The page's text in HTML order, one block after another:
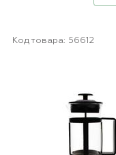
Код товара: 56612